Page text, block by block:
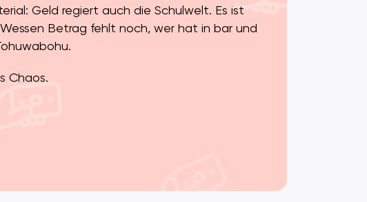
Geld regiert auch die Schulwelt. Es ist
Betrag fehlt noch, wer hat in bar und
Chaos.